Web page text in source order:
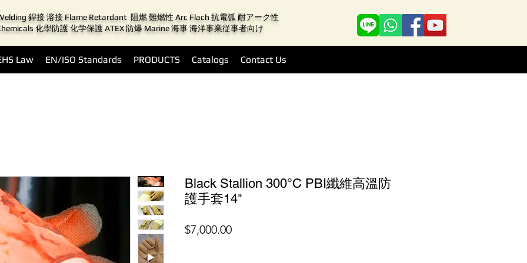
銲接 溶接 Flame Retardant 阻燃 難燃性 Arc Flach 抗電弧 耐アーク性
化學防護 化学保護 ATEX 防爆 Marine 海事 海洋事業従事者向け
Law EN/ISO Standards PRODUCTS Catalogs Contact Us
Black Stallion 300°C PBI纖維高溫防
護手套14"
$7,000.00價